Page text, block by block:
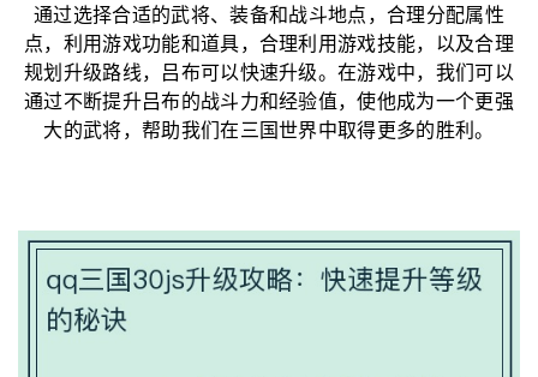
通过选择合适的武将、装备和战斗地点，合理分配属性
点，利用游戏功能和道具，合理利用游戏技能，以及合理
规划升级路线，吕布可以快速升级。在游戏中，我们可以
通过不断提升吕布的战斗力和经验值，使他成为一个更强
大的武将，帮助我们在三国世界中取得更多的胜利。